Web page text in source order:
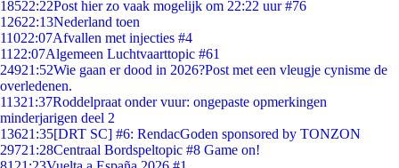
18522:22Post hier zo vaak mogelijk om 22:22 uur #76
12622:13Nederland toen
11022:07Afvallen met injecties #4
11 22:07Algemeen Luchtvaarttopic #61
24921:52Wie gaan er dood in 2026?Post met een vleugje cynisme de
overledenen.
11321:37Roddelpraat onder vuur: ongepaste opmerkingen
minderjarigen deel 2
13621:35[DRT SC] #6: RendacGoden sponsored by TONZON
29721:28Centraal Bordspeltopic #8 Game on!